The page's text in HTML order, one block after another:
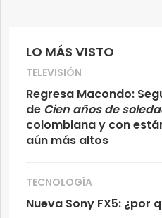
LO MÁS VISTO
TELEVISIÓN
Regresa Macondo:
de Cien años de
colombiana y con
aún más altos
TECNOLOGÍA
Nueva Sony FX5: ¿por